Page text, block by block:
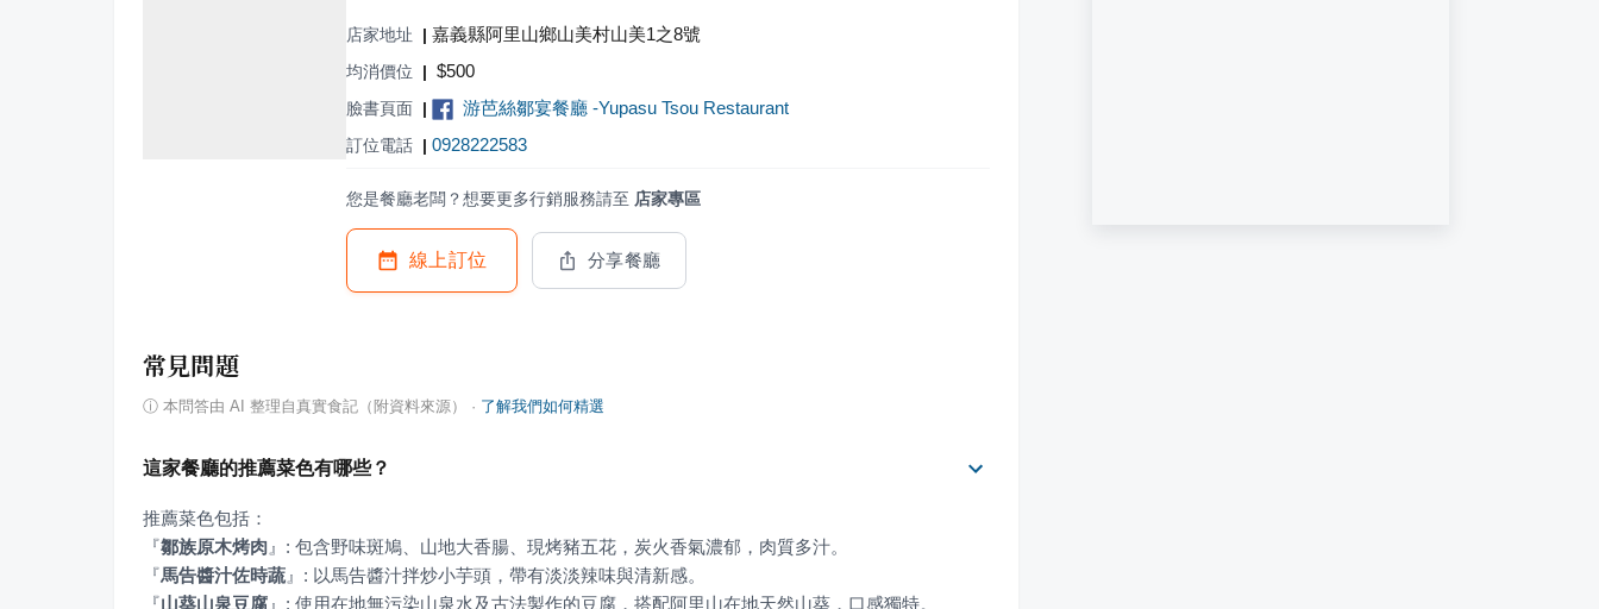
店家地址 | 嘉義縣阿里山鄉山美村山美1之8號
均消價位 | $500
臉書頁面 | 游芭絲鄒宴餐廳 -Yupasu Tsou Restaurant
訂位電話 | 0928222583
您是餐廳老闆？想要更多行銷服務請至 店家專區
線上訂位 分享餐廳
常見問題
ⓘ 本問答由 AI 整理自真實食記（附資料來源） · 了解我們如何精選
這家餐廳的推薦菜色有哪些？
『鄒族原木烤肉 』
『馬告醬汁佐時蔬 』
『山葵山泉豆腐 』